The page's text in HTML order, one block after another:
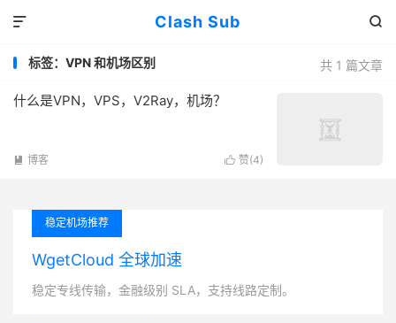
Clash Sub 

共 1 篇文章
标签：VPN 和机场区别
什么是VPN，VPS，V2Ray，机场？
 赞(4)
 博客
稳定机场推荐
WgetCloud 全球加速
稳定专线传输，金融级别 SLA，支持线路定制。